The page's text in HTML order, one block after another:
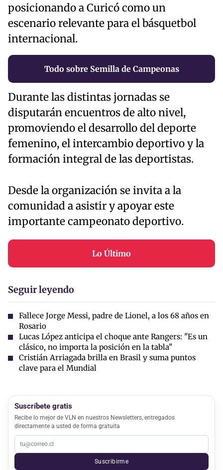
posicionando a Curicó como un
escenario relevante para el básquetbol
internacional.
Todo sobre Semilla de Campeonas
Durante las distintas jornadas se
disputarán encuentros de alto nivel,
promoviendo el desarrollo del deporte
femenino, el intercambio deportivo y la
formación integral de las deportistas.
Desde la organización se invita a la
comunidad a asistir y apoyar este
importante campeonato deportivo.
Lo Último
Seguir leyendo
Fallece Jorge Messi, padre de Lionel, a los 68 años en
Rosario
Lucas López anticipa el choque ante Rangers: "Es un
clásico, no importa la posición en la tabla"
Cristián Arriagada brilla en Brasil y suma puntos
clave para el Mundial
Suscríbete gratis
Recibe lo mejor de VLN en nuestros Newsletters, entregados
directamente a usted de forma gratuita
Suscribirme